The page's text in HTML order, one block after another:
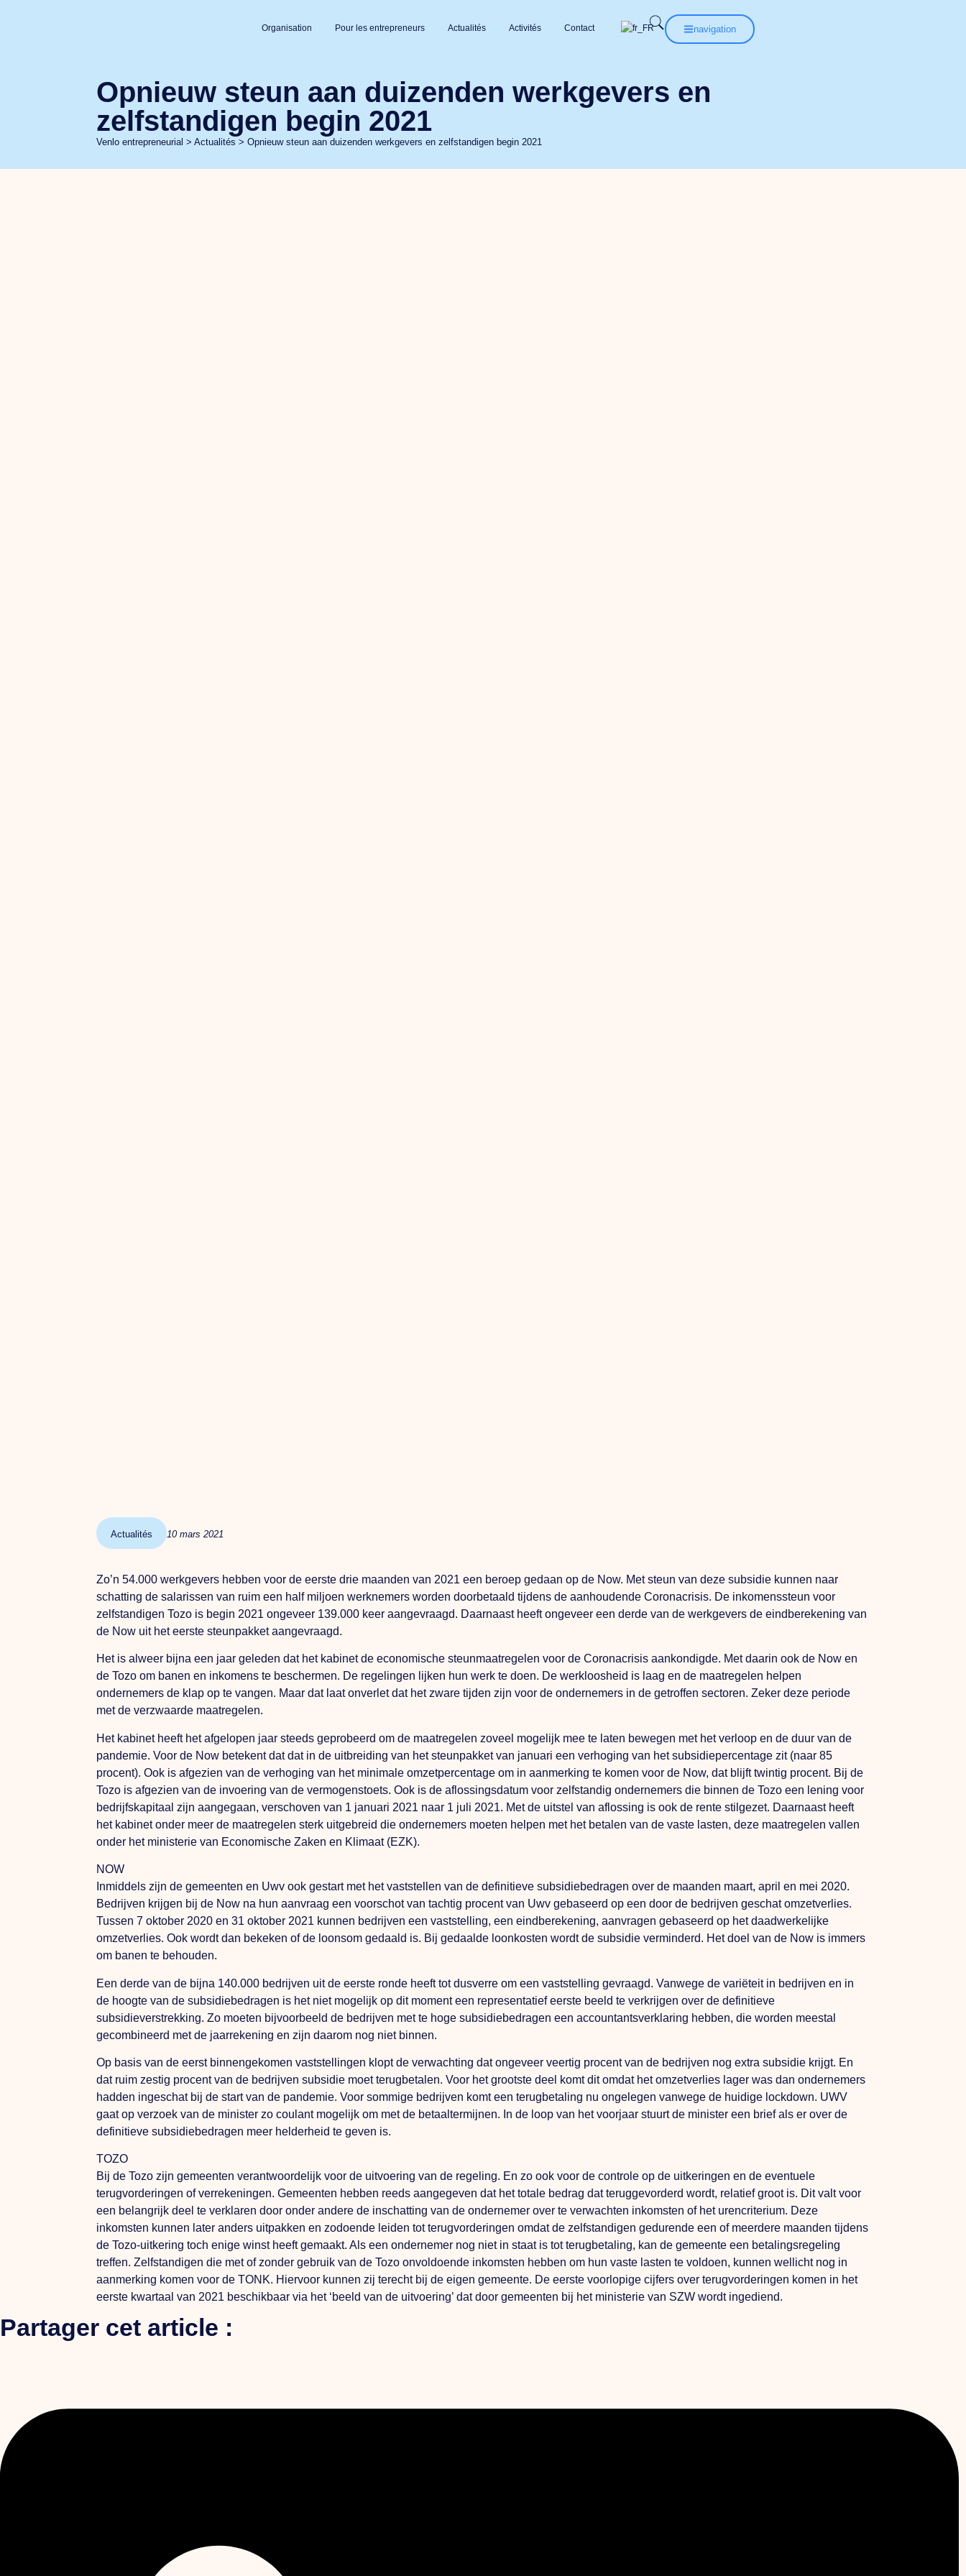
Organisation Pour les entrepreneurs Actualités Activités Contact navigation
Opnieuw steun aan duizenden werkgevers en
zelfstandigen begin 2021
Venlo entrepreneurial >Actualités >Opnieuw steun aan duizenden werkgevers en zelfstandigen begin 2021
Actualités 10 mars 2021
Zo’n 54.000 werkgevers hebben voor de eerste drie maanden van 2021 een beroep gedaan op de Now. Met steun van deze subsidie kunnen naar
schatting de salarissen van ruim een half miljoen werknemers worden doorbetaald tijdens de aanhoudende Coronacrisis. De inkomenssteun voor
zelfstandigen Tozo is begin 2021 ongeveer 139.000 keer aangevraagd. Daarnaast heeft ongeveer een derde van de werkgevers de eindberekening van
de Now uit het eerste steunpakket aangevraagd.
Het is alweer bijna een jaar geleden dat het kabinet de economische steunmaatregelen voor de Coronacrisis aankondigde. Met daarin ook de Now en
de Tozo om banen en inkomens te beschermen. De regelingen lijken hun werk te doen. De werkloosheid is laag en de maatregelen helpen
ondernemers de klap op te vangen. Maar dat laat onverlet dat het zware tijden zijn voor de ondernemers in de getroffen sectoren. Zeker deze periode
met de verzwaarde maatregelen.
Het kabinet heeft het afgelopen jaar steeds geprobeerd om de maatregelen zoveel mogelijk mee te laten bewegen met het verloop en de duur van de
pandemie. Voor de Now betekent dat dat in de uitbreiding van het steunpakket van januari een verhoging van het subsidiepercentage zit (naar 85
procent). Ook is afgezien van de verhoging van het minimale omzetpercentage om in aanmerking te komen voor de Now, dat blijft twintig procent. Bij de
Tozo is afgezien van de invoering van de vermogenstoets. Ook is de aflossingsdatum voor zelfstandig ondernemers die binnen de Tozo een lening voor
bedrijfskapitaal zijn aangegaan, verschoven van 1 januari 2021 naar 1 juli 2021. Met de uitstel van aflossing is ook de rente stilgezet. Daarnaast heeft
het kabinet onder meer de maatregelen sterk uitgebreid die ondernemers moeten helpen met het betalen van de vaste lasten, deze maatregelen vallen
onder het ministerie van Economische Zaken en Klimaat (EZK).
NOW
Inmiddels zijn de gemeenten en Uwv ook gestart met het vaststellen van de definitieve subsidiebedragen over de maanden maart, april en mei 2020.
Bedrijven krijgen bij de Now na hun aanvraag een voorschot van tachtig procent van Uwv gebaseerd op een door de bedrijven geschat omzetverlies.
Tussen 7 oktober 2020 en 31 oktober 2021 kunnen bedrijven een vaststelling, een eindberekening, aanvragen gebaseerd op het daadwerkelijke
omzetverlies. Ook wordt dan bekeken of de loonsom gedaald is. Bij gedaalde loonkosten wordt de subsidie verminderd. Het doel van de Now is immers
om banen te behouden.
Een derde van de bijna 140.000 bedrijven uit de eerste ronde heeft tot dusverre om een vaststelling gevraagd. Vanwege de variëteit in bedrijven en in
de hoogte van de subsidiebedragen is het niet mogelijk op dit moment een representatief eerste beeld te verkrijgen over de definitieve
subsidieverstrekking. Zo moeten bijvoorbeeld de bedrijven met te hoge subsidiebedragen een accountantsverklaring hebben, die worden meestal
gecombineerd met de jaarrekening en zijn daarom nog niet binnen.
Op basis van de eerst binnengekomen vaststellingen klopt de verwachting dat ongeveer veertig procent van de bedrijven nog extra subsidie krijgt. En
dat ruim zestig procent van de bedrijven subsidie moet terugbetalen. Voor het grootste deel komt dit omdat het omzetverlies lager was dan ondernemers
hadden ingeschat bij de start van de pandemie. Voor sommige bedrijven komt een terugbetaling nu ongelegen vanwege de huidige lockdown. UWV
gaat op verzoek van de minister zo coulant mogelijk om met de betaaltermijnen. In de loop van het voorjaar stuurt de minister een brief als er over de
definitieve subsidiebedragen meer helderheid te geven is.
TOZO
Bij de Tozo zijn gemeenten verantwoordelijk voor de uitvoering van de regeling. En zo ook voor de controle op de uitkeringen en de eventuele
terugvorderingen of verrekeningen. Gemeenten hebben reeds aangegeven dat het totale bedrag dat teruggevorderd wordt, relatief groot is. Dit valt voor
een belangrijk deel te verklaren door onder andere de inschatting van de ondernemer over te verwachten inkomsten of het urencriterium. Deze
inkomsten kunnen later anders uitpakken en zodoende leiden tot terugvorderingen omdat de zelfstandigen gedurende een of meerdere maanden tijdens
de Tozo-uitkering toch enige winst heeft gemaakt. Als een ondernemer nog niet in staat is tot terugbetaling, kan de gemeente een betalingsregeling
treffen. Zelfstandigen die met of zonder gebruik van de Tozo onvoldoende inkomsten hebben om hun vaste lasten te voldoen, kunnen wellicht nog in
aanmerking komen voor de TONK. Hiervoor kunnen zij terecht bij de eigen gemeente. De eerste voorlopige cijfers over terugvorderingen komen in het
eerste kwartaal van 2021 beschikbaar via het ‘beeld van de uitvoering’ dat door gemeenten bij het ministerie van SZW wordt ingediend.
Partager cet article :